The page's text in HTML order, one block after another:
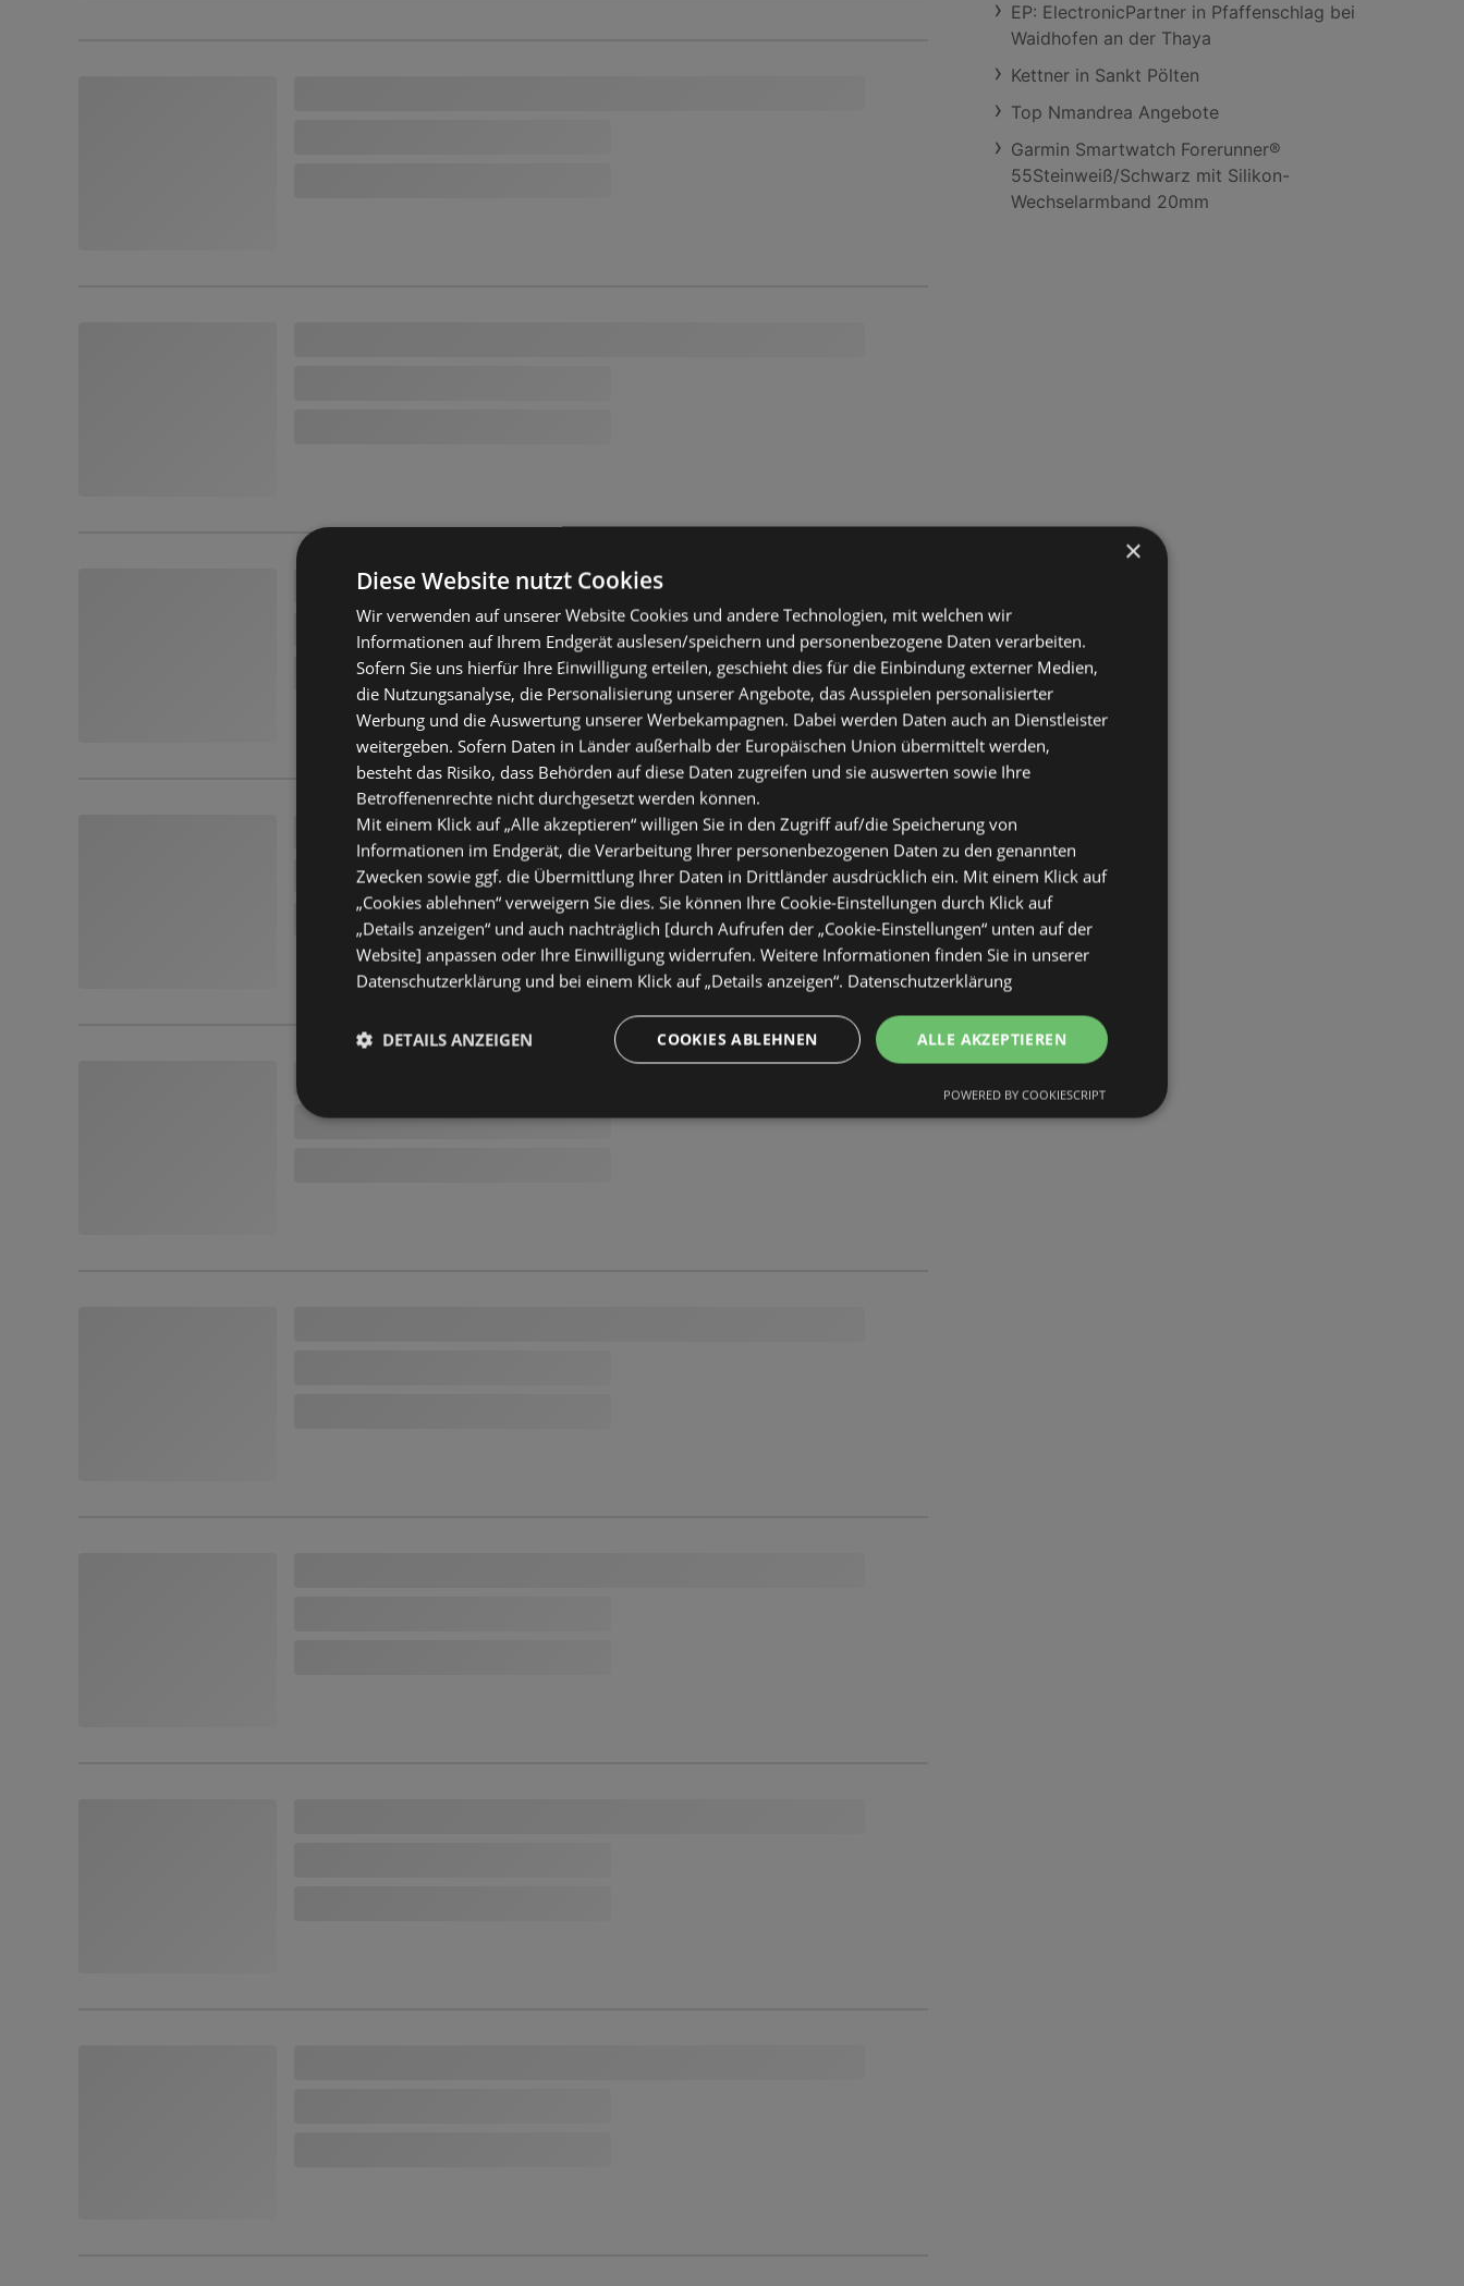
EP: ElectronicPartner in Pfaffenschlag bei
Waidhofen an der Thaya
Kettner in Sankt Pölten
Top Nmandrea Angebote
Garmin Smartwatch Forerunner®
55Steinweiß/Schwarz mit Silikon-
Wechselarmband 20mm
×
Diese Website nutzt Cookies
Wir verwenden auf unserer Website Cookies und andere Technologien, mit welchen wir
Informationen auf Ihrem Endgerät auslesen/speichern und personenbezogene Daten verarbeiten.
Sofern Sie uns hierfür Ihre Einwilligung erteilen, geschieht dies für die Einbindung externer Medien,
die Nutzungsanalyse, die Personalisierung unserer Angebote, das Ausspielen personalisierter
Werbung und die Auswertung unserer Werbekampagnen. Dabei werden Daten auch an Dienstleister
weitergeben. Sofern Daten in Länder außerhalb der Europäischen Union übermittelt werden,
besteht das Risiko, dass Behörden auf diese Daten zugreifen und sie auswerten sowie Ihre
Betroffenenrechte nicht durchgesetzt werden können.
Mit einem Klick auf „Alle akzeptieren“ willigen Sie in den Zugriff auf/die Speicherung von
Informationen im Endgerät, die Verarbeitung Ihrer personenbezogenen Daten zu den genannten
Zwecken sowie ggf. die Übermittlung Ihrer Daten in Drittländer ausdrücklich ein. Mit einem Klick auf
„Cookies ablehnen“ verweigern Sie dies. Sie können Ihre Cookie-Einstellungen durch Klick auf
„Details anzeigen“ und auch nachträglich [durch Aufrufen der „Cookie-Einstellungen“ unten auf der
Website] anpassen oder Ihre Einwilligung widerrufen. Weitere Informationen finden Sie in unserer
Datenschutzerklärung und bei einem Klick auf „Details anzeigen“. Datenschutzerklärung
ALLE AKZEPTIEREN
COOKIES ABLEHNEN
DETAILS ANZEIGEN
POWERED BY COOKIESCRIPT